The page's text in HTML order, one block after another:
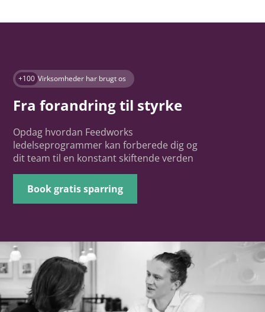
+100 Virksomheder har brugt os
Fra forandring til styrke
Opdag hvordan Feedworks
ledelseprogrammer kan forberede dig og
dit team til en konstant skiftende verden
Book gratis sparring